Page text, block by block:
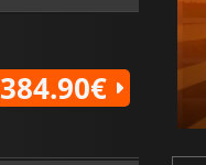
384.90€